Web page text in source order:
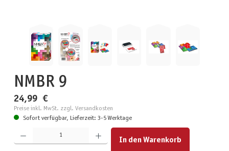
NMBR 9
24,99 €
Preise inkl. MwSt. zzgl. Versandkosten
Sofort verfügbar, Lieferzeit: 3-5 Werktage
Produkt Anzahl: Gib den gewünschten Wert ein oder benutze die Schaltflächen um die Anzahl zu
In den Warenkorb